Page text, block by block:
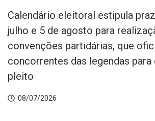
Calendário eleitoral estipula
julho e 5 de agosto para
convenções partidárias, que
concorrentes das legendas para
pleito
08/07/2026